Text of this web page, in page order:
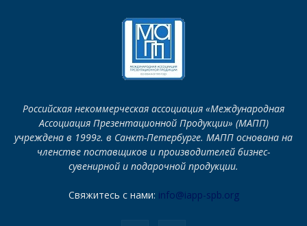
Российская некоммерческая ассоциация «Международная
Ассоциация Презентационной Продукции» (МАПП)
учреждена в 1999г. в Санкт-Петербурге. МАПП основана на
членстве поставщиков и производителей бизнес-
сувенирной и подарочной продукции.
Свяжитесь с нами: info@iapp-spb.org